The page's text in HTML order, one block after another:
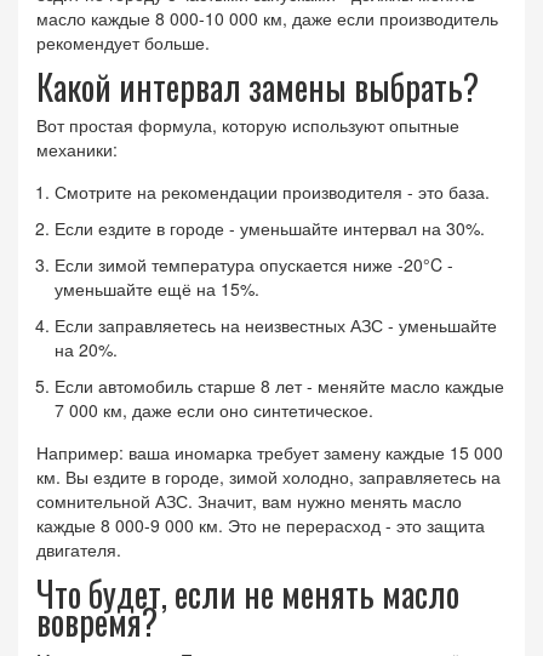
масло каждые 8 000-10 000 км, даже если производитель
рекомендует больше.
Какой интервал замены выбрать?
Вот простая формула, которую используют опытные
механики:
Смотрите на рекомендации производителя - это база.
Если ездите в городе - уменьшайте интервал на 30%.
Если зимой температура опускается ниже -20°C -
уменьшайте ещё на 15%.
Если заправляетесь на неизвестных АЗС - уменьшайте
на 20%.
Если автомобиль старше 8 лет - меняйте масло каждые
7 000 км, даже если оно синтетическое.
Например: ваша иномарка требует замену каждые 15 000
км. Вы ездите в городе, зимой холодно, заправляетесь на
сомнительной АЗС. Значит, вам нужно менять масло
каждые 8 000-9 000 км. Это не перерасход - это защита
двигателя.
Что будет, если не менять масло
вовремя?